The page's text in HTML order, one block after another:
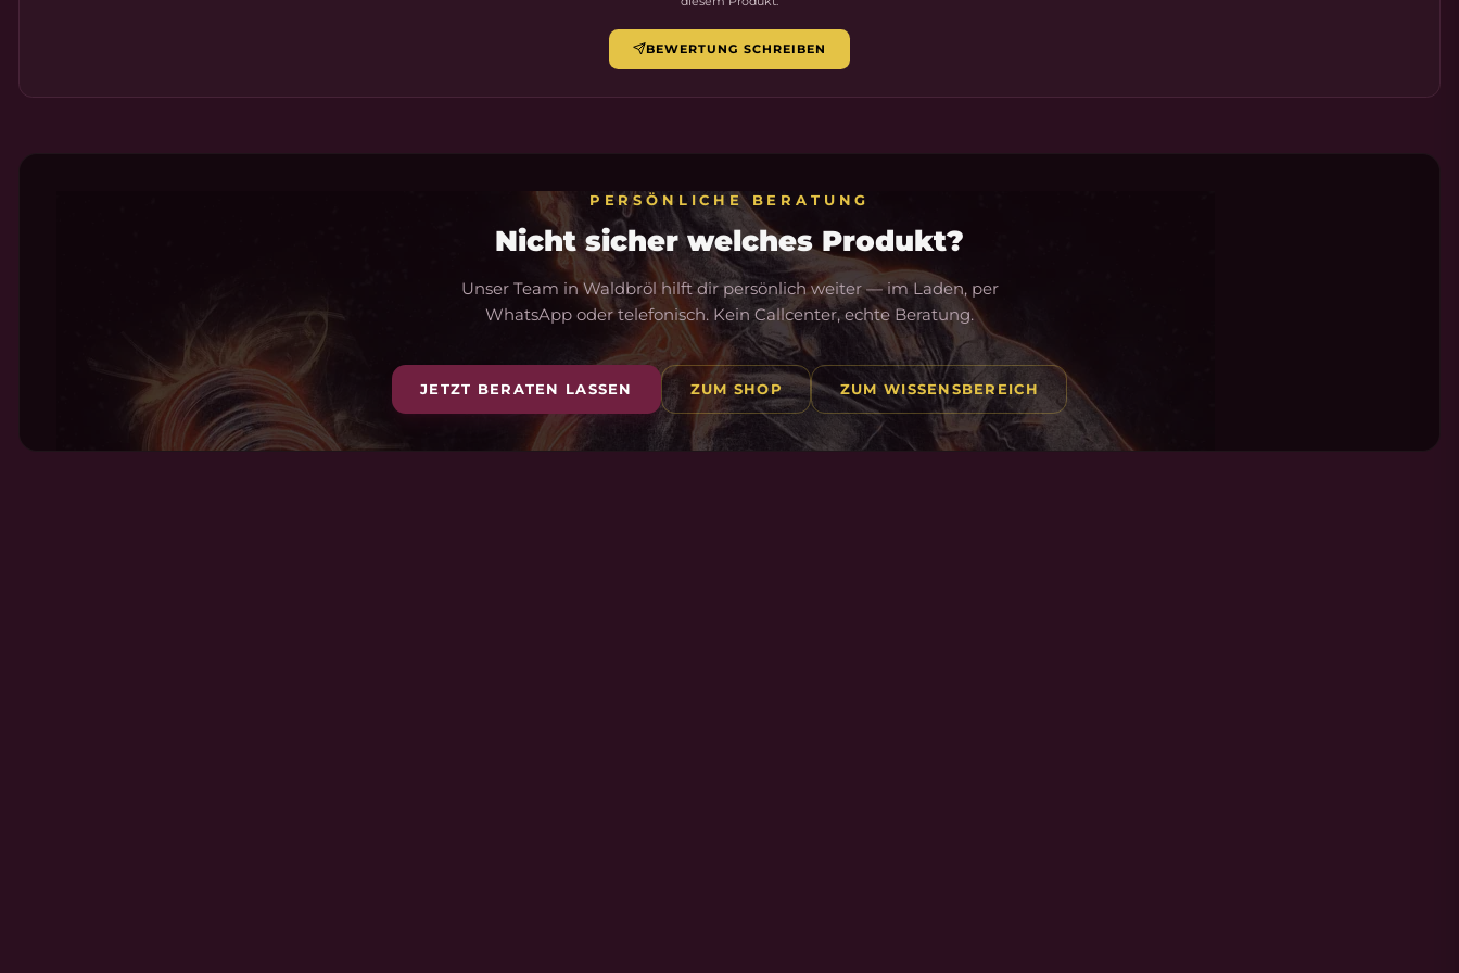
BEWERTUNG SCHREIBEN
PERSÖNLICHE BERATUNG
Nicht sicher welches Produkt?
Unser Team in Waldbröl hilft dir persönlich weiter — im Laden, per
WhatsApp oder telefonisch. Kein Callcenter, echte Beratung.
JETZT BERATEN LASSEN ZUM SHOP ZUM WISSENSBEREICH